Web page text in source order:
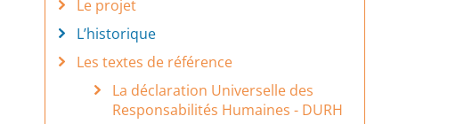
Le projet
L’historique
Les textes de référence
La déclaration Universelle des
Responsabilités Humaines - DURH